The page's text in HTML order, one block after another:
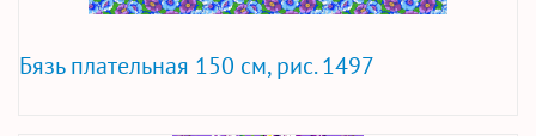
Бязь плательная 150 см, рис. 1497